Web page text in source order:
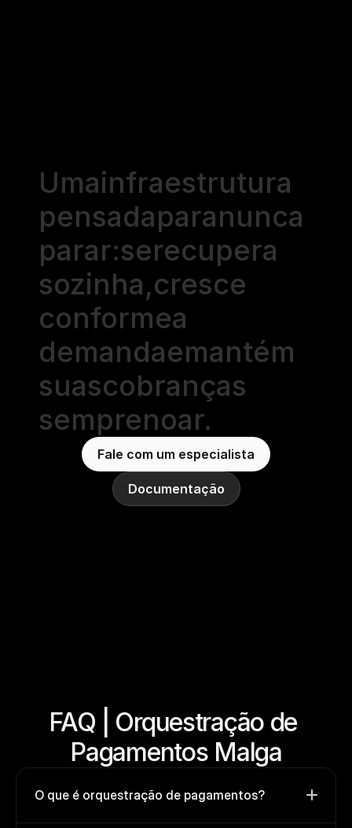
Umainfraestrutura
pensadaparanunca
parar:serecupera
sozinha,cresce
conformea
demandaemantém
suascobranças
semprenoar.
Fale com um especialista
Documentação
FAQ | Orquestração de
Pagamentos Malga
O que é orquestração de pagamentos?